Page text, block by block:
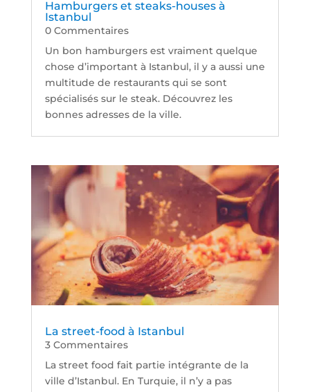
Hamburgers et steaks-houses à
Istanbul
0 Commentaires
Un bon hamburgers est vraiment quelque
chose d’important à Istanbul, il y a aussi une
multitude de restaurants qui se sont
spécialisés sur le steak. Découvrez les
bonnes adresses de la ville.
La street-food à Istanbul
3 Commentaires
La street food fait partie intégrante de la
ville d’Istanbul. En Turquie, il n’y a pas